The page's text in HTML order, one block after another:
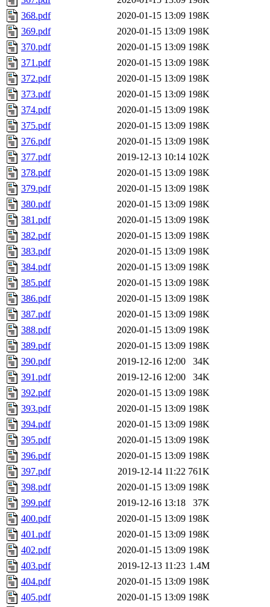
368.pdf
2020-01-15 13:09 198K
369.pdf
2020-01-15 13:09 198K
370.pdf
2020-01-15 13:09 198K
371.pdf
2020-01-15 13:09 198K
372.pdf
2020-01-15 13:09 198K
373.pdf
2020-01-15 13:09 198K
374.pdf
2020-01-15 13:09 198K
375.pdf
2020-01-15 13:09 198K
376.pdf
2020-01-15 13:09 198K
377.pdf
2019-12-13 10:14 102K
378.pdf
2020-01-15 13:09 198K
379.pdf
2020-01-15 13:09 198K
380.pdf
2020-01-15 13:09 198K
381.pdf
2020-01-15 13:09 198K
382.pdf
2020-01-15 13:09 198K
383.pdf
2020-01-15 13:09 198K
384.pdf
2020-01-15 13:09 198K
385.pdf
2020-01-15 13:09 198K
386.pdf
2020-01-15 13:09 198K
387.pdf
2020-01-15 13:09 198K
388.pdf
2020-01-15 13:09 198K
389.pdf
2020-01-15 13:09 198K
390.pdf
2019-12-16 12:00
34K
391.pdf
2019-12-16 12:00
34K
392.pdf
2020-01-15 13:09 198K
393.pdf
2020-01-15 13:09 198K
394.pdf
2020-01-15 13:09 198K
395.pdf
2020-01-15 13:09 198K
396.pdf
2020-01-15 13:09 198K
397.pdf
2019-12-14 11:22 761K
398.pdf
2020-01-15 13:09 198K
399.pdf
2019-12-16 13:18
37K
400.pdf
2020-01-15 13:09 198K
401.pdf
2020-01-15 13:09 198K
402.pdf
2020-01-15 13:09 198K
403.pdf
2019-12-13 11:23 1.4M
404.pdf
2020-01-15 13:09 198K
405.pdf
2020-01-15 13:09 198K